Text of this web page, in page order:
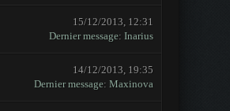
15/12/2013, 12:31
Dernier message: Inarius
14/12/2013, 19:35
Dernier message: Maxinova